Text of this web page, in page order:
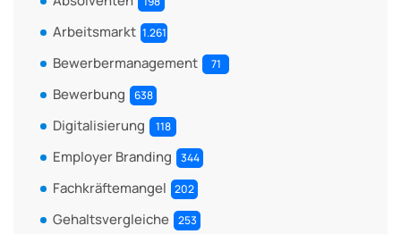
Arbeitsmarkt 1.261
Bewerbermanagement 71
Bewerbung 638
Digitalisierung 118
Employer Branding 344
Fachkräftemangel 202
Gehaltsvergleiche 253